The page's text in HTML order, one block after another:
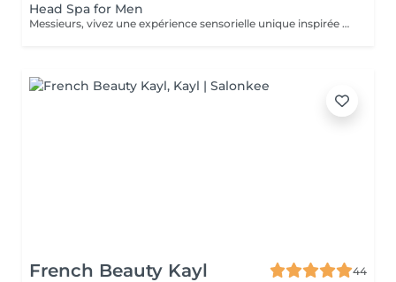
Head Spa for Men
Messieurs, vivez une expérience sensorielle unique inspirée des traditions anciennes japonaises dédiées au soin du corps et à l'apaisement de l'esprit adapté à votre peau. Le Head Spa combine soin des cheveux et du visage pour améliorer la revitalisation du cuir chevelu tout en favorisant la réduction du stress et la relaxation générale: - Soin du visage (nettoyage, massage, masque et/ou soin de la barbe) - Massage manuel des épaules, de la nuque et du cuir chevelu à l'huile précieuse et utilisation de différents outils - Fontaine d'eau chaude - Shampoing - Sérum capillaire - Séchage des cheveux
French Beauty Kayl
44